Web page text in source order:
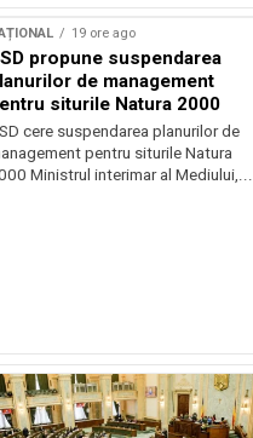
19 ore ago
propune suspendarea
de management
siturile Natura 2000
cere suspendarea planurilor de
pentru siturile Natura
Ministrul interimar al Mediului,...